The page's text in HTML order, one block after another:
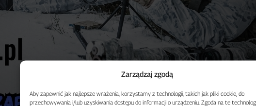
Zarządzaj zgodą
Aby zapewnić jak najlepsze wrażenia, korzystamy z technologii, takich jak pliki cookie, do
przechowywania i/lub uzyskiwania dostępu do informacji o urządzeniu. Zgoda na te